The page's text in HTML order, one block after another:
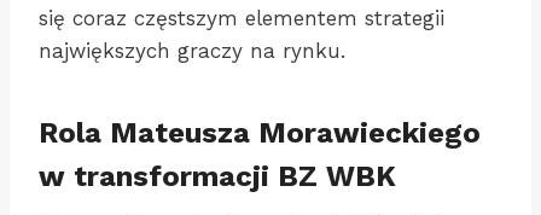
się coraz częstszym elementem strategii
największych graczy na rynku.
Rola Mateusza Morawieckiego
w transformacji BZ WBK